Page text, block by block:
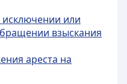
исключении или
взыскания
ареста на